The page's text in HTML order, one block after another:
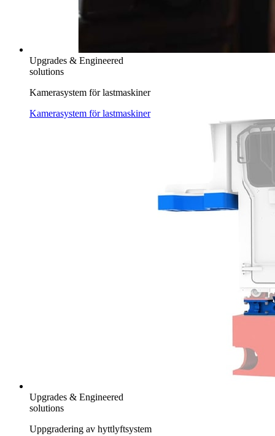
Upgrades & Engineered
solutions
Kamerasystem för lastmaskiner
Kamerasystem för lastmaskiner
Upgrades & Engineered
solutions
Uppgradering av hyttlyftsystem